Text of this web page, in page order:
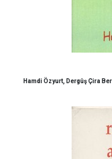
Hamdi Özyurt, Dergûş Çira